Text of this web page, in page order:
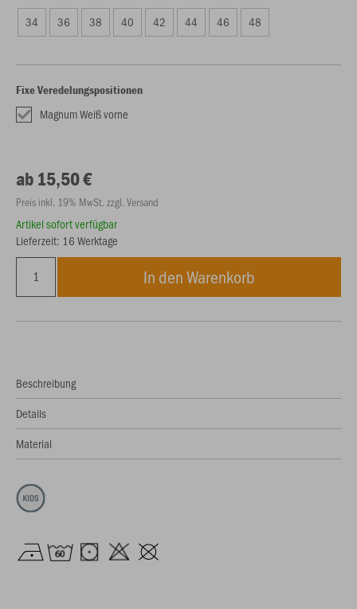
34 36 38 40 42 44 46 48
Fixe Veredelungspositionen
Magnum Weiß vorne
ab 15,50 €
Preis inkl. 19% MwSt. zzgl. Versand
Artikel sofort verfügbar
Lieferzeit: 16 Werktage
In den Warenkorb
Beschreibung
Details
Material